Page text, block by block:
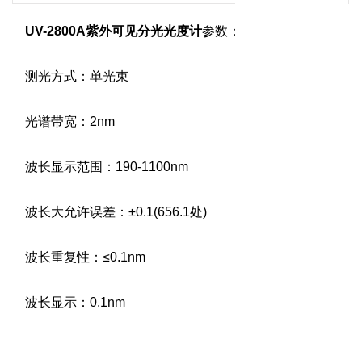
UV-2800A紫外可见分光光度计参数：
测光方式：单光束
光谱带宽：2nm
波长显示范围：190-1100nm
波长大允许误差：±0.1(656.1处)
波长重复性：≤0.1nm
波长显示：0.1nm